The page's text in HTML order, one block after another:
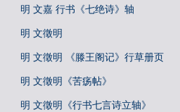
明 文嘉 行书《七绝诗》轴
明 文徵明
明 文徵明 《滕王阁记》行草册页
明 文徵明《苦疡帖》
明 文徵明《行书七言诗立轴》